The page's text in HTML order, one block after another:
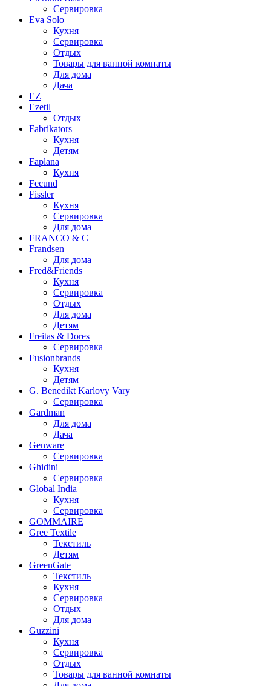
Сервировка
Eva Solo
Кухня
Сервировка
Отдых
Товары для ванной комнаты
Для дома
Дача
EZ
Ezetil
Отдых
Fabrikators
Кухня
Детям
Faplana
Кухня
Fecund
Fissler
Кухня
Сервировка
Для дома
FRANCO & C
Frandsen
Для дома
Fred&Friends
Кухня
Сервировка
Отдых
Для дома
Детям
Freitas & Dores
Сервировка
Fusionbrands
Кухня
Детям
G. Benedikt Karlovy Vary
Сервировка
Gardman
Для дома
Дача
Genware
Сервировка
Ghidini
Сервировка
Global India
Кухня
Сервировка
GOMMAIRE
Gree Textile
Текстиль
Детям
GreenGate
Текстиль
Кухня
Сервировка
Отдых
Для дома
Guzzini
Кухня
Сервировка
Отдых
Товары для ванной комнаты